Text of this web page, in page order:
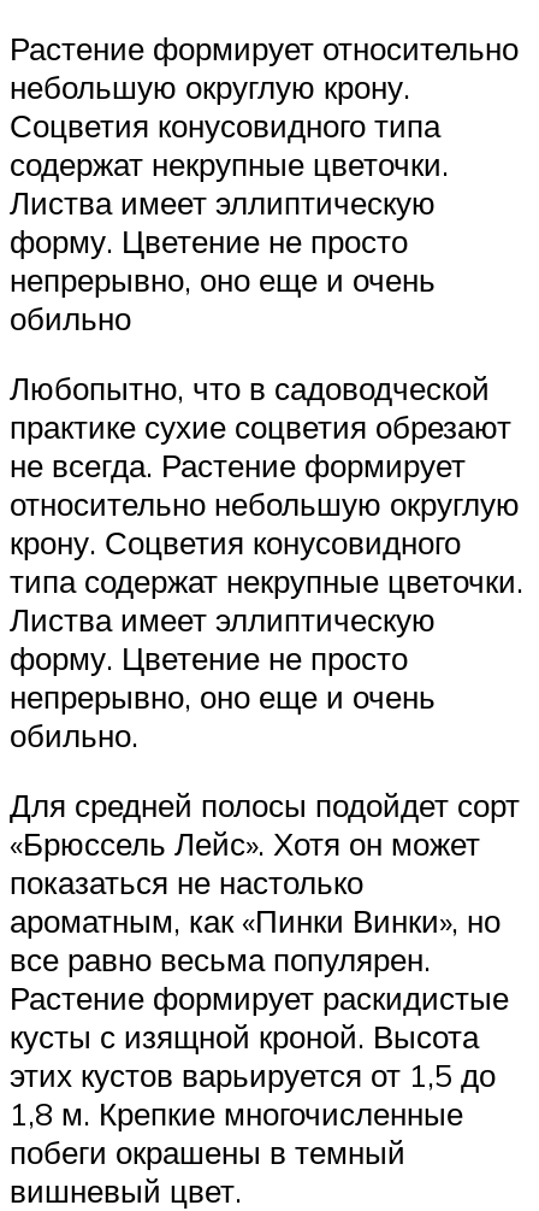
Растение формирует относительно
небольшую округлую крону.
Соцветия конусовидного типа
содержат некрупные цветочки.
Листва имеет эллиптическую
форму. Цветение не просто
непрерывно, оно еще и очень
обильно
Любопытно, что в садоводческой
практике сухие соцветия обрезают
не всегда. Растение формирует
относительно небольшую округлую
крону. Соцветия конусовидного
типа содержат некрупные цветочки.
Листва имеет эллиптическую
форму. Цветение не просто
непрерывно, оно еще и очень
обильно.
Для средней полосы подойдет сорт
«Брюссель Лейс». Хотя он может
показаться не настолько
ароматным, как «Пинки Винки», но
все равно весьма популярен.
Растение формирует раскидистые
кусты с изящной кроной. Высота
этих кустов варьируется от 1,5 до
1,8 м. Крепкие многочисленные
побеги окрашены в темный
вишневый цвет.